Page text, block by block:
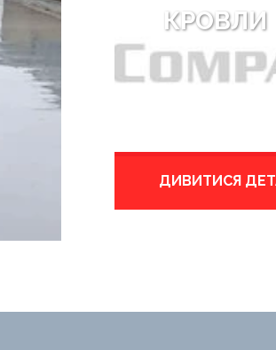
КРОВЛИ
ДИВИТИСЯ